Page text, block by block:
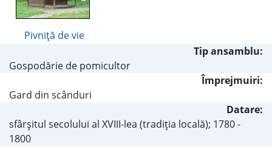
Pivniţă de vie
Tip ansamblu:
Gospodărie de pomicultor
Împrejmuiri:
Gard din scânduri
Datare:
sfârşitul secolului al XVIII-lea (tradiţia locală); 1780 -
1800